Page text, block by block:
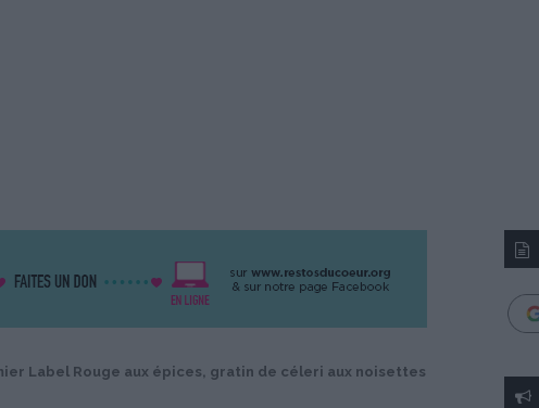
Label Rouge aux épices, gratin de céleri aux noisettes